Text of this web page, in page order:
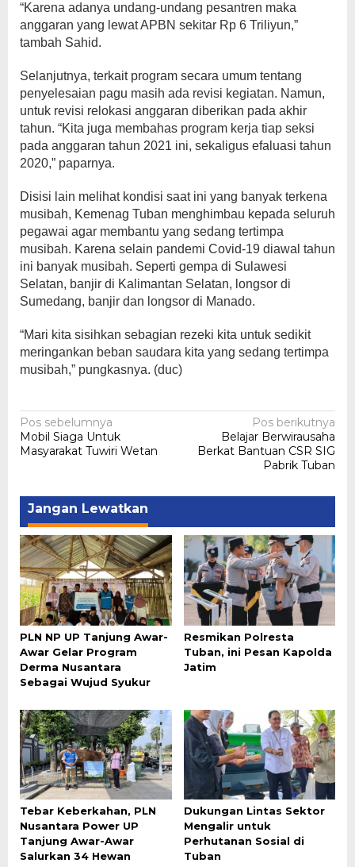
“Karena adanya undang-undang pesantren maka
anggaran yang lewat APBN sekitar Rp 6 Triliyun,”
tambah Sahid.
Selanjutnya, terkait program secara umum tentang
penyelesaian pagu masih ada revisi kegiatan. Namun,
untuk revisi relokasi anggaran diberikan pada akhir
tahun. “Kita juga membahas program kerja tiap seksi
pada anggaran tahun 2021 ini, sekaligus efaluasi tahun
2020,” paparnya.
Disisi lain melihat kondisi saat ini yang banyak terkena
musibah, Kemenag Tuban menghimbau kepada seluruh
pegawai agar membantu yang sedang tertimpa
musibah. Karena selain pandemi Covid-19 diawal tahun
ini banyak musibah. Seperti gempa di Sulawesi
Selatan, banjir di Kalimantan Selatan, longsor di
Sumedang, banjir dan longsor di Manado.
“Mari kita sisihkan sebagian rezeki kita untuk sedikit
meringankan beban saudara kita yang sedang tertimpa
musibah,” pungkasnya. (duc)
Navigasi
pos
Pos sebelumnya
Mobil Siaga Untuk
Masyarakat Tuwiri Wetan
Pos berikutnya
Belajar Berwirausaha
Berkat Bantuan CSR SIG
Pabrik Tuban
Jangan Lewatkan
PLN NP UP Tanjung Awar-
Awar Gelar Program
Derma Nusantara
Sebagai Wujud Syukur
Resmikan Polresta
Tuban, ini Pesan Kapolda
Jatim
Tebar Keberkahan, PLN
Nusantara Power UP
Tanjung Awar-Awar
Salurkan 34 Hewan
Dukungan Lintas Sektor
Mengalir untuk
Perhutanan Sosial di
Tuban